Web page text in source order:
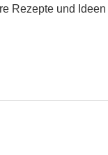
Rezepte und Ideen